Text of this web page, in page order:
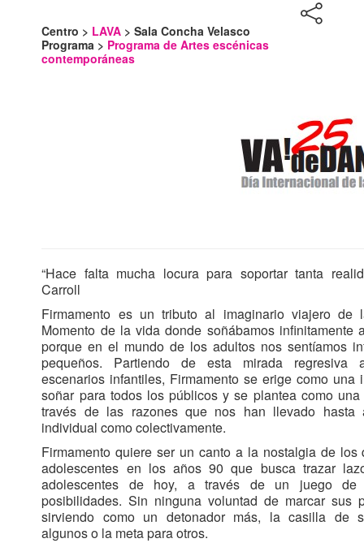
Centro > LAVA > Sala Concha Velasco
Programa > Programa de Artes escénicas
contemporáneas
“Hace falta mucha locura para soportar tanta
Carroll
Firmamento es un tributo al imaginario viajero de
Momento de la vida donde soñábamos infinitamente
porque en el mundo de los adultos nos sentíamos
pequeños. Partiendo de esta mirada regresiva
escenarios infantiles, Firmamento se erige como una
soñar para todos los públicos y se plantea como
través de las razones que nos han llevado hasta
individual como colectivamente.
Firmamento quiere ser un canto a la nostalgia de los
adolescentes en los años 90 que busca trazar
adolescentes de hoy, a través de un juego de
posibilidades. Sin ninguna voluntad de marcar sus
sirviendo como un detonador más, la casilla de
algunos o la meta para otros.